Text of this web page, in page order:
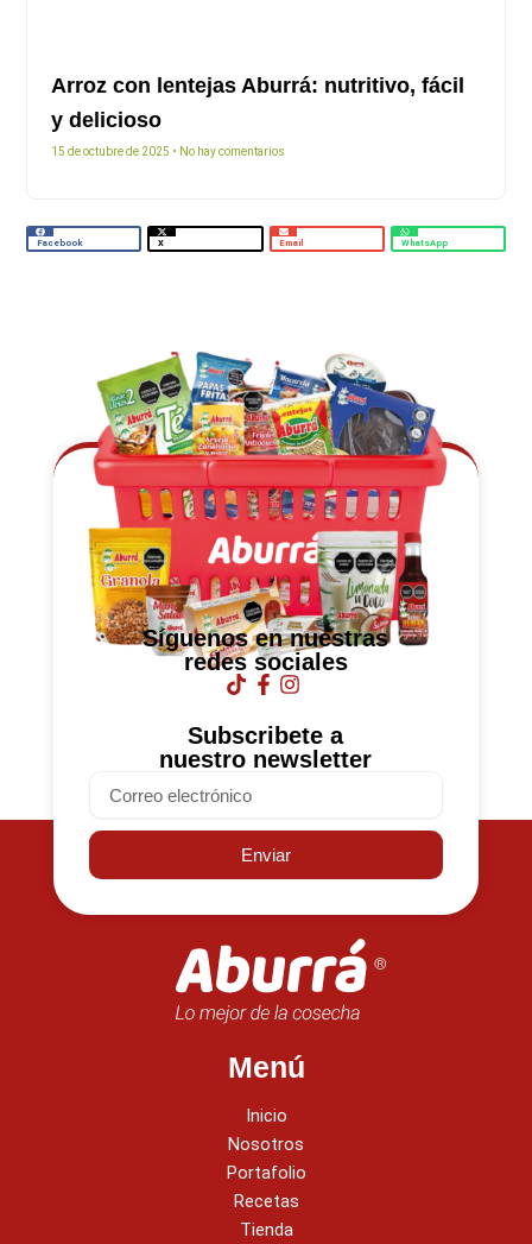
Arroz con lentejas Aburrá: nutritivo, fácil
y delicioso
15 de octubre de 2025 No hay comentarios
Facebook X Email WhatsApp
Síguenos en nuestras
redes sociales
Subscribete a
nuestro newsletter
Enviar
Menú
Inicio
Nosotros
Portafolio
Recetas
Tienda